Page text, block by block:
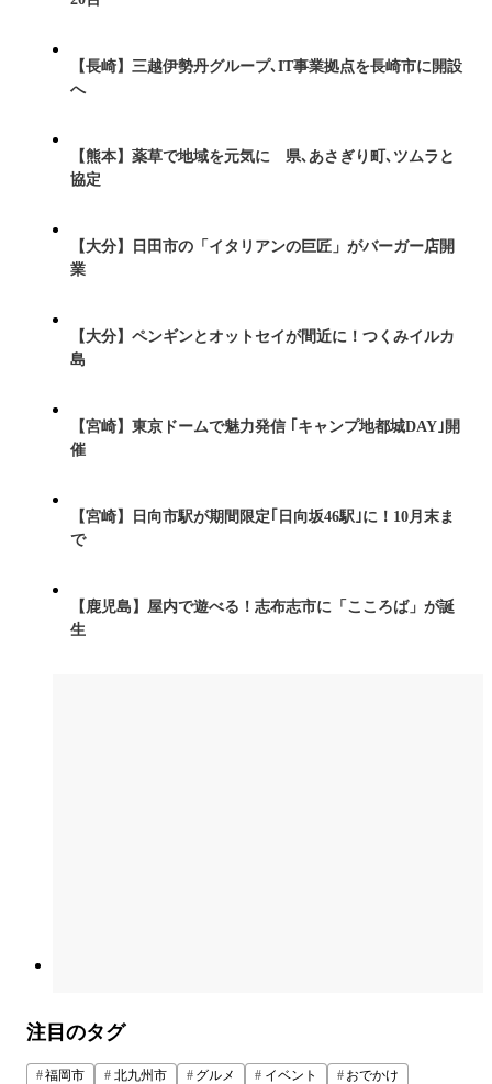
【長崎】三越伊勢丹グループ､IT事業拠点を長崎市に開設
へ
【熊本】薬草で地域を元気に 県､あさぎり町､ツムラと
協定
【大分】日田市の「イタリアンの巨匠」がバーガー店開
業
【大分】ペンギンとオットセイが間近に！つくみイルカ
島
【宮崎】東京ドームで魅力発信 ｢キャンプ地都城DAY｣開
催
【宮崎】日向市駅が期間限定｢日向坂46駅｣に！10月末ま
で
【鹿児島】屋内で遊べる！志布志市に「こころば」が誕
生
注目のタグ
福岡市 北九州市 グルメ イベント
おでかけ